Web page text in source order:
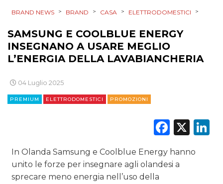
DIGITALE
RADIO / AUDIO
BRAND NEWS > BRAND > CASA > ELETTRODOMESTICI >
SAMSUNG E COOLBLUE ENERGY
INSEGNANO A USARE MEGLIO
L’ENERGIA DELLA LAVABIANCHERIA
04 Luglio 2025
PREMIUM ELETTRODOMESTICI PROMOZIONI
X
In Olanda Samsung e Coolblue Energy hanno
unito le forze per insegnare agli olandesi a
sprecare meno energia nell’uso della